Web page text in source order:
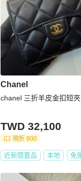
Chanel
chanel 三折羊皮金扣短夾
TWD 32,100
現折 800
近新閒置品 本地 免